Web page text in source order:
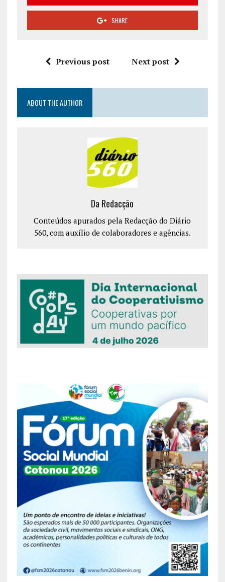
SHARE
Previous post Next post
ABOUT THE AUTHOR
Da Redacção
Conteúdos apurados pela Redacção do Diário
560, com auxílio de colaboradores e agências.